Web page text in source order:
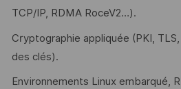
TCP/IP, RDMA RoceV2…).
Cryptographie appliquée (PKI,
des clés).
Environnements Linux embarqué,